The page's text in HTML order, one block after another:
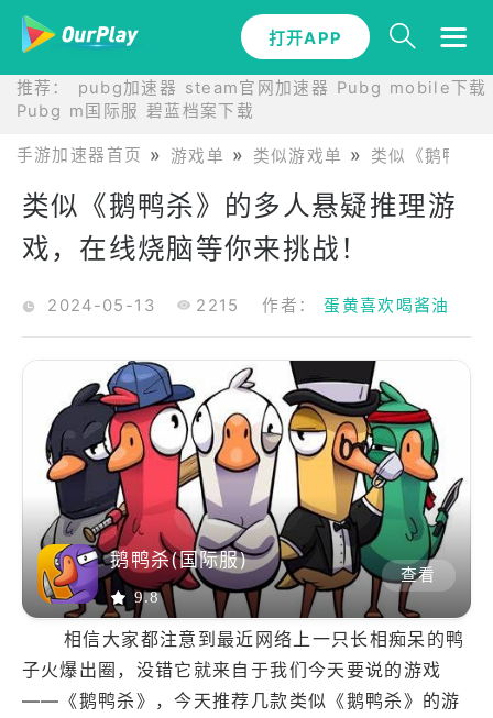
打开APP
推荐： pubg加速器 steam官网加速器 Pubg mobile下载
Pubg m国际服 碧蓝档案下载
打开APP
手游加速器首页 游戏单 类似游戏单 类似《鹅鸭杀
类似《鹅鸭杀》的多人悬疑推理游
戏，在线烧脑等你来挑战！
2024-05-13 2215 作者：蛋黄喜欢喝酱油
鹅鸭杀(国际服)
9.8
查看
相信大家都注意到最近网络上一只长相痴呆的鸭
子火爆出圈，没错它就来自于我们今天要说的游戏
——《鹅鸭杀》，今天推荐几款类似《鹅鸭杀》的游